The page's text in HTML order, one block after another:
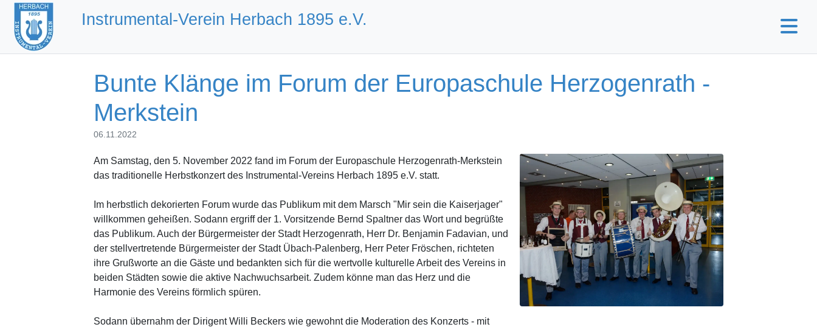
Instrumental-Verein Herbach 1895 e.V.
Bunte Klänge im Forum der Europaschule Herzogenrath -
Merkstein
06.11.2022
Am Samstag, den 5. November 2022 fand im Forum der Europaschule Herzogenrath-Merkstein
das traditionelle Herbstkonzert des Instrumental-Vereins Herbach 1895 e.V. statt.
Im herbstlich dekorierten Forum wurde das Publikum mit dem Marsch "Mir sein die Kaiserjager"
willkommen geheißen. Sodann ergriff der 1. Vorsitzende Bernd Spaltner das Wort und begrüßte
das Publikum. Auch der Bürgermeister der Stadt Herzogenrath, Herr Dr. Benjamin Fadavian, und
der stellvertretende Bürgermeister der Stadt Übach-Palenberg, Herr Peter Fröschen, richteten
ihre Grußworte an die Gäste und bedankten sich für die wertvolle kulturelle Arbeit des Vereins in
beiden Städten sowie die aktive Nachwuchsarbeit. Zudem könne man das Herz und die
Harmonie des Vereins förmlich spüren.
Sodann übernahm der Dirigent Willi Beckers wie gewohnt die Moderation des Konzerts - mit